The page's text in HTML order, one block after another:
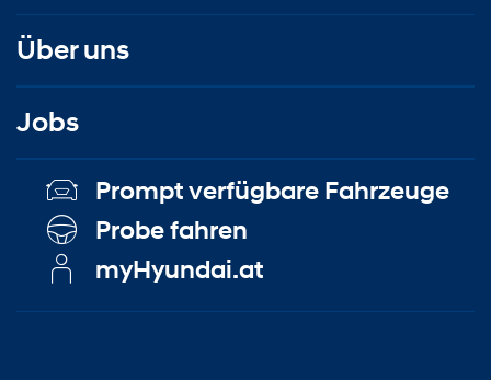
Über uns
Jobs
Prompt verfügbare Fahrzeuge
Probe fahren
myHyundai.at